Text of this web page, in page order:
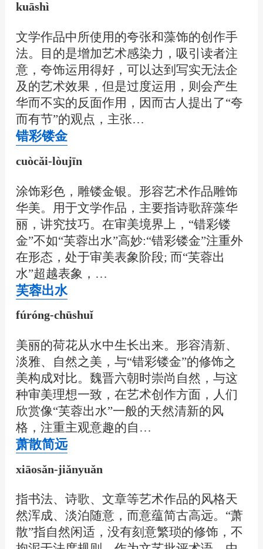
kuāshì
文学作品中所使用的夸张和藻饰的创作手
法。目的是增加艺术感染力，吸引读者注
意，夸饰运用得好，可以达到写实无法企
及的艺术效果，但是过度运用，则会产生
华而不实的反面作用，因而古人提出了“夸
而有节”的观点，主张…
错彩镂金
cuòcǎi-lòujīn
涂饰彩色，雕镂金银。形容艺术作品雕饰
华美。用于文学作品，主要指诗歌辞藻华
丽，讲究技巧。在审美境界上，“错彩镂
金”不如“芙蓉出水”高妙:“错彩镂金”注重外
在形态，处于审美表象阶段; 而“芙蓉出
水”超越表象，…
芙蓉出水
fúróng-chūshuǐ
美丽的荷花从水中生长出来。形容清新、
淡雅、自然之美，与“错彩镂金”的修饰之
美构成对比。魏晋六朝时崇尚自然，与这
种审美理想一致，在艺术创作方面，人们
欣赏像“芙蓉出水”一般的天然清新的风
格，注重主观意趣的自…
萧散简远
xiāosǎn-jiǎnyuǎn
指书法、诗歌、文章等艺术作品的风格天
然浑成、淡泊随意，而意蕴简古高远。“萧
散”指自然闲适，没有刻意繁琐的修饰，不